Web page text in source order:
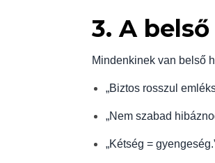
3. A
Mindenkinek van belső
„Biztos rosszul
„Nem szabad
„Kétség =